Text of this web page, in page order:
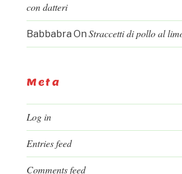
con datteri
Babbabra On Straccetti di pollo al
Meta
Log in
Entries feed
Comments feed